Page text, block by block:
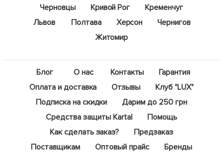
Черновцы
Кривой Рог
Кременчуг
Львов
Полтава Херсон
Чернигов
Житомир
Блог О нас Контакты
Гарантия
Оплата и доставка
Отзывы
Клуб "LUX"
Подписка на скидки
Дарим до 250 грн
Средства защиты Kartal
Помощь
Как сделать заказ?
Предзаказ
Поставщикам
Оптовый прайс Бренды